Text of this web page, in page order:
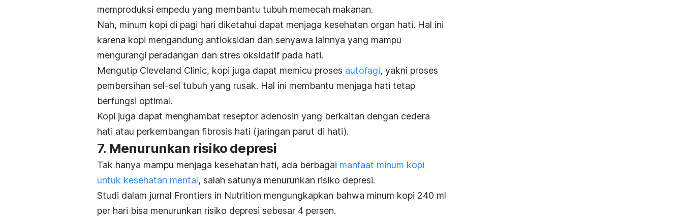
memproduksi empedu yang membantu tubuh memecah makanan.
Nah, minum kopi di pagi hari diketahui dapat menjaga kesehatan organ hati. Hal ini
karena kopi mengandung antioksidan dan senyawa lainnya yang mampu
mengurangi peradangan dan stres oksidatif pada hati.
Mengutip Cleveland Clinic, kopi juga dapat memicu proses autofagi, yakni proses
pembersihan sel-sel tubuh yang rusak. Hal ini membantu menjaga hati tetap
berfungsi optimal.
Kopi juga dapat menghambat reseptor adenosin yang berkaitan dengan cedera
hati atau perkembangan fibrosis hati (jaringan parut di hati).
7. Menurunkan risiko depresi
Tak hanya mampu menjaga kesehatan hati, ada berbagai manfaat minum kopi
untuk kesehatan mental, salah satunya menurunkan risiko depresi.
Studi dalam jurnal Frontiers in Nutrition mengungkapkan bahwa minum kopi 240 ml
per hari bisa menurunkan risiko depresi sebesar 4 persen.